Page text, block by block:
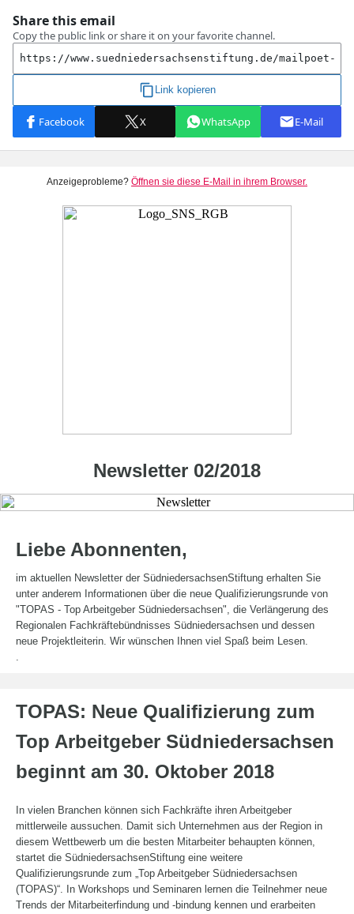
Anzeigeprobleme? Öffnen sie diese E-Mail in ihrem Browser.
Newsletter 02/2018
Liebe Abonnenten,
im aktuellen Newsletter der SüdniedersachsenStiftung erhalten Sie
unter anderem Informationen über die neue Qualifizierungsrunde von
"TOPAS - Top Arbeitgeber Südniedersachsen", die Verlängerung des
Regionalen Fachkräftebündnisses Südniedersachsen und dessen
neue Projektleiterin. Wir wünschen Ihnen viel Spaß beim Lesen.
.
TOPAS: Neue Qualifizierung zum
Top Arbeitgeber Südniedersachsen
beginnt am 30. Oktober 2018
In vielen Branchen können sich Fachkräfte ihren Arbeitgeber
mittlerweile aussuchen. Damit sich Unternehmen aus der Region in
diesem Wettbewerb um die besten Mitarbeiter behaupten können,
startet die SüdniedersachsenStiftung eine weitere
Qualifizierungsrunde zum „Top Arbeitgeber Südniedersachsen
(TOPAS)“. I n Workshops und Seminaren lernen die Teilnehmer neue
Trends der Mitarbeiterfindung und -bindung kennen und erarbeiten